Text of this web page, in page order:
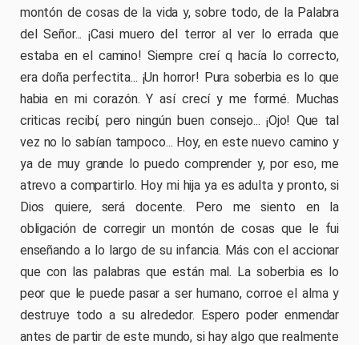
montón de cosas de la vida y, sobre todo, de la Palabra
del Señor... ¡Casi muero del terror al ver lo errada que
estaba en el camino! Siempre creí q hacía lo correcto,
era doña perfectita... ¡Un horror! Pura soberbia es lo que
habia en mi corazón. Y así crecí y me formé. Muchas
criticas recibí, pero ningún buen consejo... ¡Ojo! Que tal
vez no lo sabían tampoco... Hoy, en este nuevo camino y
ya de muy grande lo puedo comprender y, por eso, me
atrevo a compartirlo. Hoy mi hija ya es adulta y pronto, si
Dios quiere, será docente. Pero me siento en la
obligación de corregir un montón de cosas que le fui
enseñando a lo largo de su infancia. Más con el accionar
que con las palabras que están mal. La soberbia es lo
peor que le puede pasar a ser humano, corroe el alma y
destruye todo a su alrededor. Espero poder enmendar
antes de partir de este mundo, si hay algo que realmente